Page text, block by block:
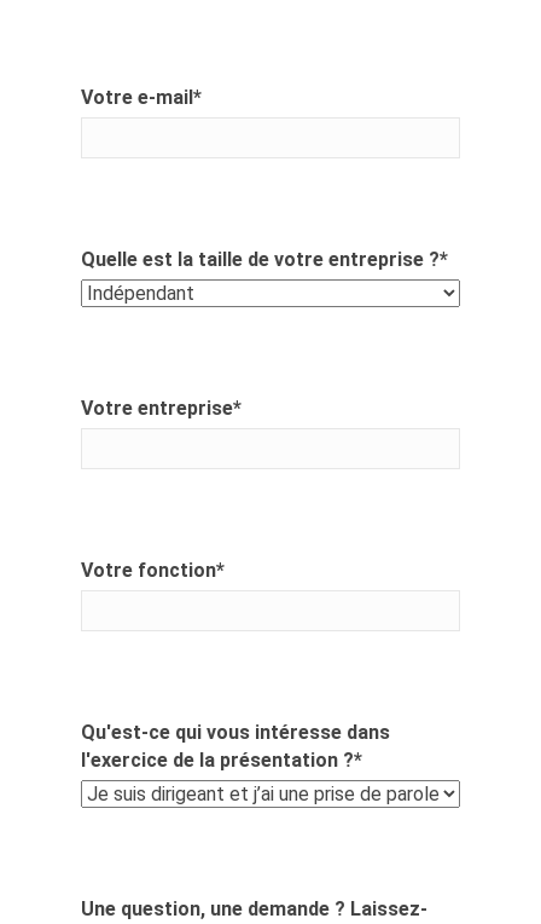
Votre e-mail*
Quelle est la taille de votre entreprise ?*
Votre entreprise*
Votre fonction*
Qu'est-ce qui vous intéresse dans
l'exercice de la présentation ?*
Une question, une demande ? Laissez-